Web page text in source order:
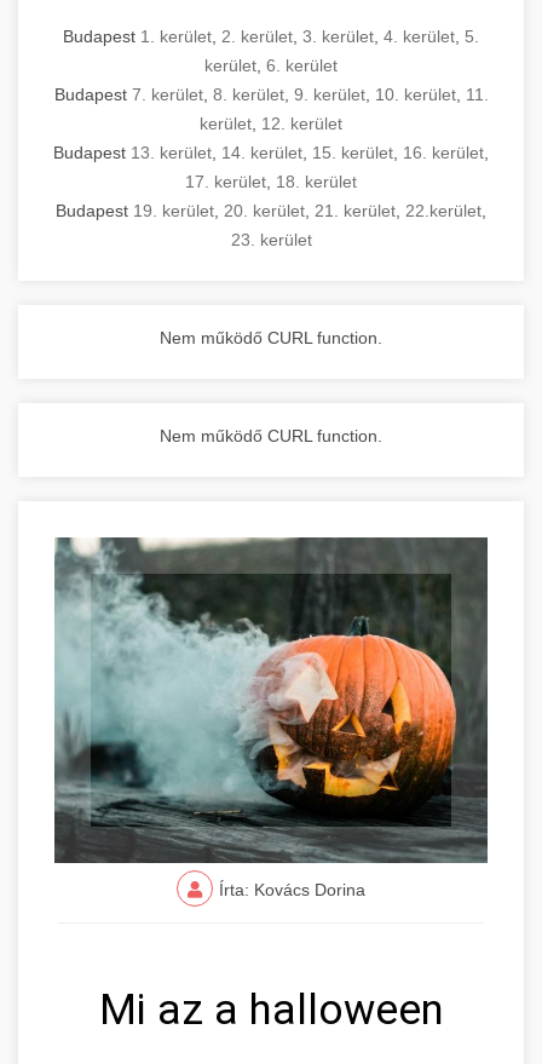
Budapest 1. kerület 2. kerület 3. kerület 4. kerület 5.
kerület 6. kerület
Budapest 7. kerület, 8. kerület, 9. kerület, 10. kerület, 11.
kerület 12. kerület
Budapest 13. kerület 14. kerület 15. kerület 16. kerület
17. kerület 18. kerület
Budapest 19. kerület 20. kerület 21. kerület 22.kerület
23. kerület
Nem működő CURL function.
Nem működő CURL function.
Írta: Kovács Dorina
Mi az a halloween